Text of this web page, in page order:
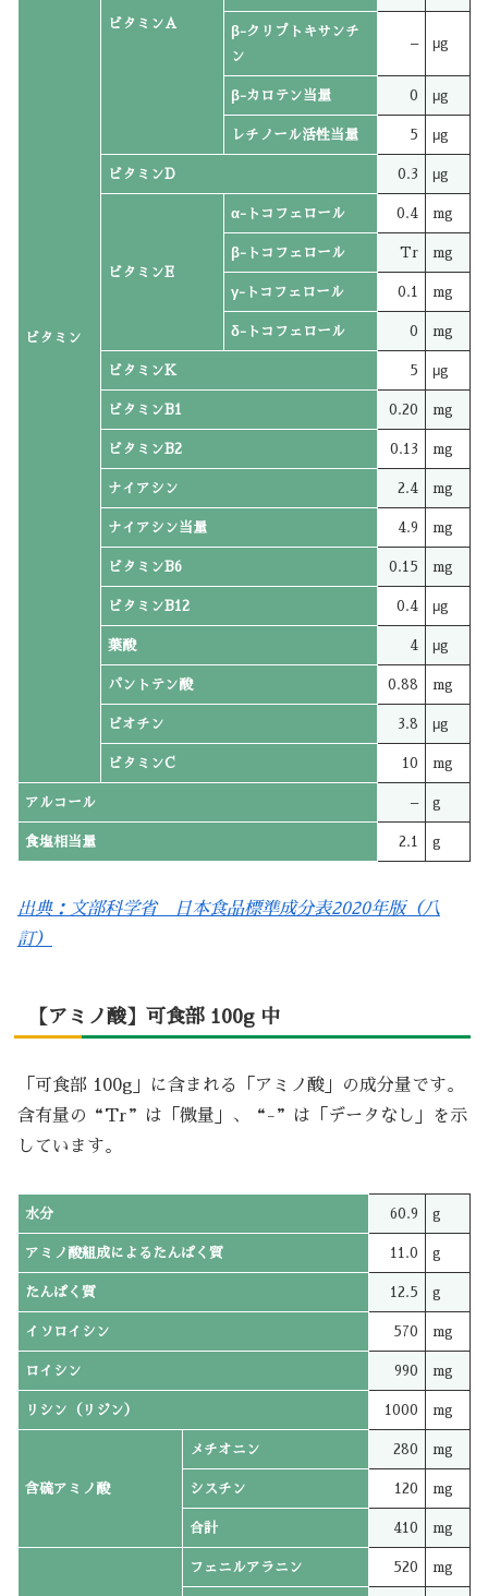
ビタミン
ビタミンA
β-クリプトキサンチ
ン
– μg
β-カロテン当量 0 μg
レチノール活性当量 5 μg
ビタミンD 0.3 μg
ビタミンE
α-トコフェロール 0.4 mg
β-トコフェロール Tr mg
γ-トコフェロール 0.1 mg
δ-トコフェロール 0 mg
ビタミンK 5 μg
ビタミンB1 0.20 mg
ビタミンB2 0.13 mg
ナイアシン 2.4 mg
ナイアシン当量 4.9 mg
ビタミンB6 0.15 mg
ビタミンB12 0.4 μg
葉酸 4 μg
パントテン酸 0.88 mg
ビオチン 3.8 μg
ビタミンC 10 mg
アルコール – g
食塩相当量 2.1 g
出典：文部科学省 日本食品標準成分表2020年版（八
訂）
【アミノ酸】可食部 100g 中
「可食部 100g」に含まれる「アミノ酸」の成分量です。
含有量の“Tr”は「微量」、“-”は「データなし」を示
しています。
水分 60.9 g
アミノ酸組成によるたんぱく質 11.0 g
たんぱく質 12.5 g
イソロイシン 570 mg
ロイシン 990 mg
リシン（リジン） 1000 mg
含硫アミノ酸
メチオニン 280 mg
シスチン 120 mg
合計 410 mg
フェニルアラニン 520 mg